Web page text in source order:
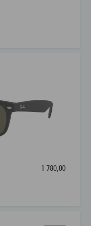
1 780,00